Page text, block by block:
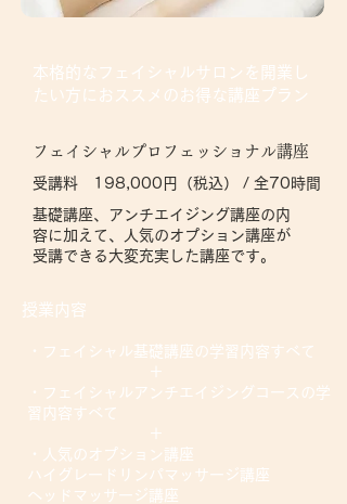
本格的なフェイシャルサロンを開業し
たい方におススメの​お得な講座プラン
フェイシャルプロフェッショナル講座
受講料 198,000円（税込） / 全70時間
基礎講座、アンチエイジング講座の内
容に加えて、人気のオプション講座が
受講できる大変充実した講座です。
授業内容
・フェイシャル基礎講座の学習内容すべて
＋
・フェイシャルアンチエイジングコースの学
習内容すべて
＋
・人気のオプション講座
ハイグレードリンパマッサージ講座
ヘッドマッサージ講座